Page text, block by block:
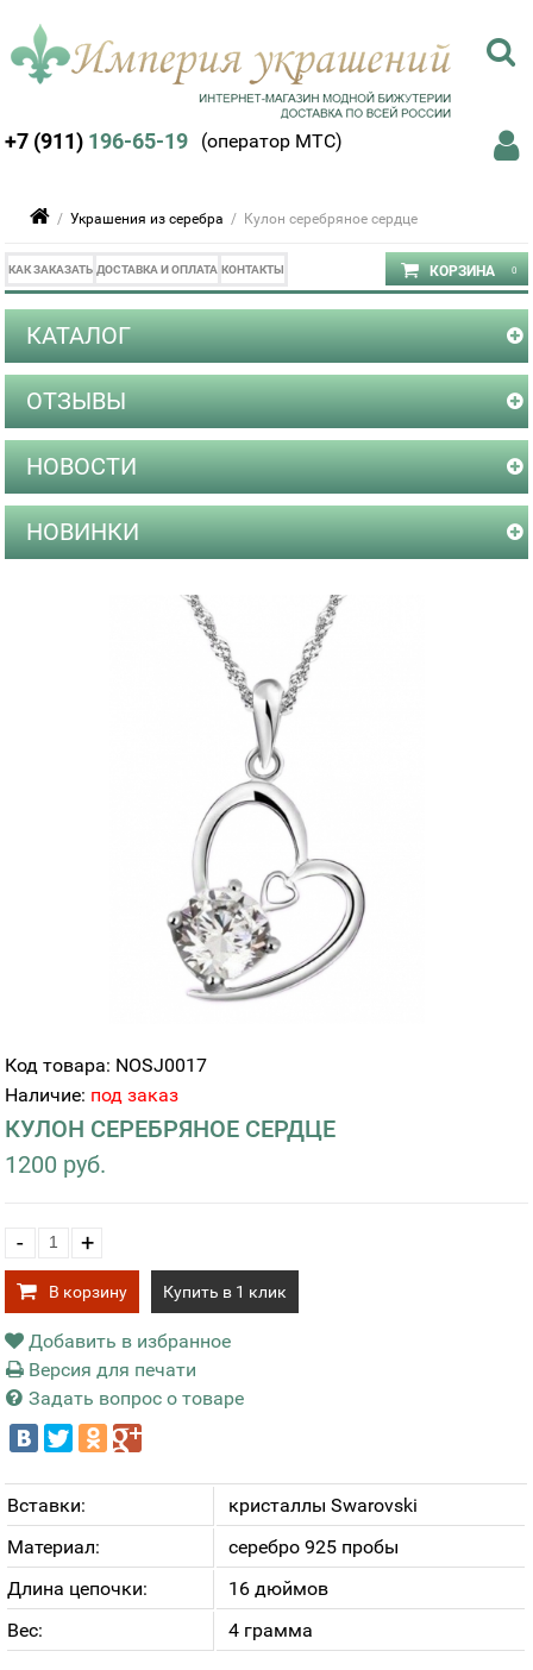
+7 (911) 196-65-19 (оператор МТС)
/Украшения из серебра / Кулон серебряное сердце
КАК ЗАКАЗАТЬ ДОСТАВКА И ОПЛАТА КОНТАКТЫ
КАТАЛОГ
ОТЗЫВЫ
НОВОСТИ
НОВИНКИ
Код товара: NOSJ0017
Наличие: под заказ
КУЛОН СЕРЕБРЯНОЕ СЕРДЦЕ
1200 руб.
- +
В корзину Купить в 1 клик
Добавить в избранное
Версия для печати
Задать вопрос о товаре
Вставки:
кристаллы Swarovski
Материал:
серебро 925 пробы
Длина цепочки:
16 дюймов
Вес:
4 грамма